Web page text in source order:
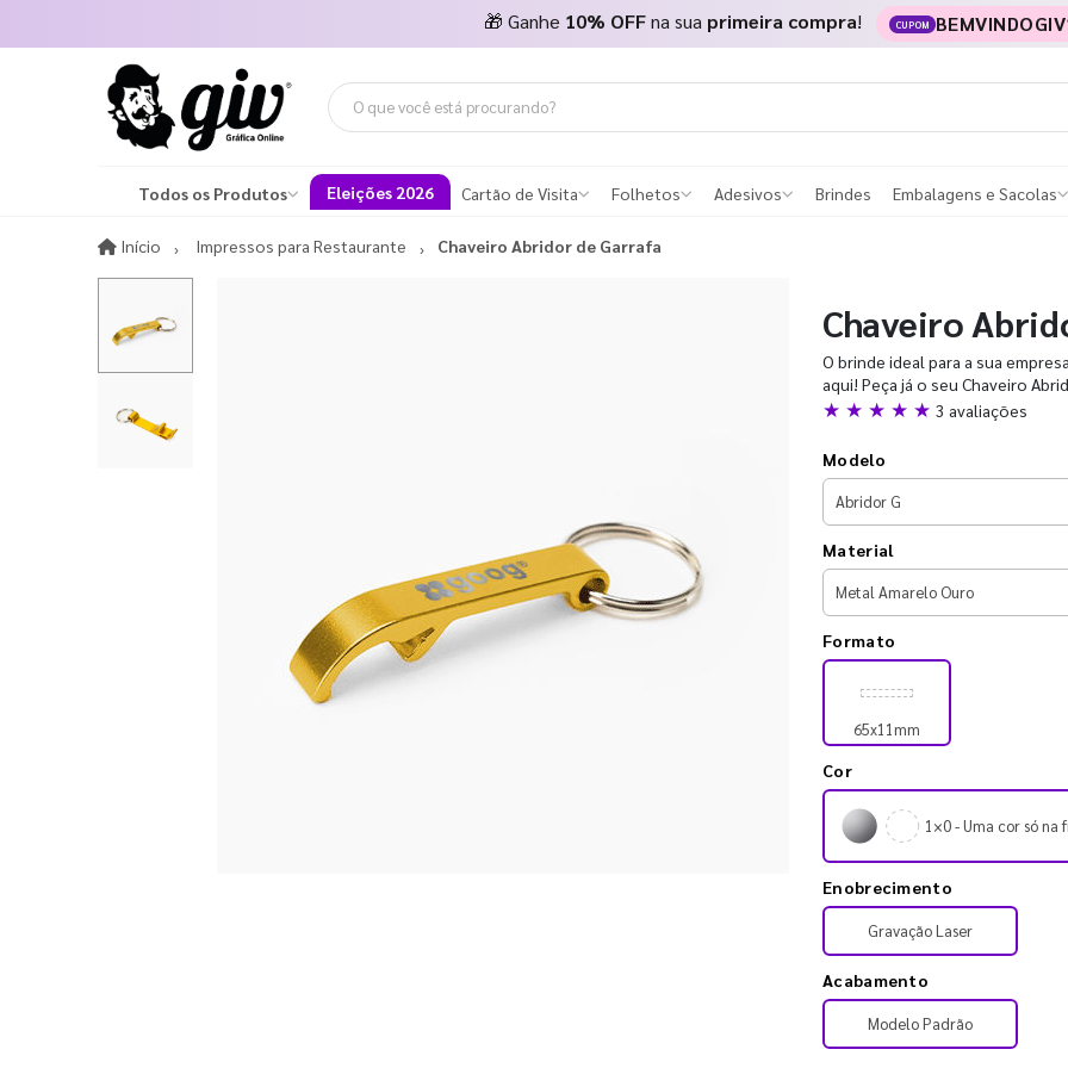
🎁 Ganhe 10% OFFna sua primeira compra! CUPOM
Todos os Produtos Eleições 2026 Cartão de Visita Folhetos Adesivos Brindes Embalagens e Sacolas
Início InícioImpressos para Restaurante Chaveiro Abridor de Garrafa
Chaveiro
O brinde ideal para a sua
aqui! Peça já o seu Chaveiro
★ ★ ★ ★ ★ 3 avaliações
Modelo
Material
Formato
65x11mm
Cor
1×0 - Uma cor só na
Enobrecimento
Gravação Laser
Acabamento
Modelo Padrão